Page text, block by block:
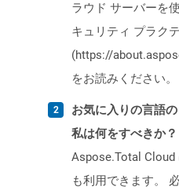
ラウド サーバーを
キュリティ プラク
(https://
をお読みください。
お気に入りの言語の
私は何をすべきか？
Aspose.Total Cloud
も利用できます。